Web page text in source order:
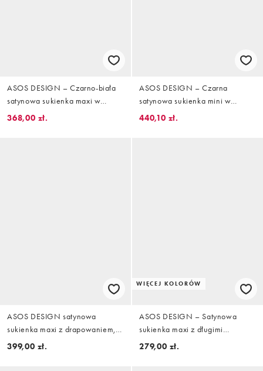
ASOS DESIGN – Czarno-biała
satynowa sukienka maxi w
groszki z prostym dekoltem,
368,00 zł.
ASOS DESIGN – Czarna
satynowa sukienka mini w
haftowany kwiatowy wzór z
440,10 zł.
ASOS DESIGN satynowa
sukienka maxi z drapowaniem,
długim rękawem, kopertowym
399,00 zł.
WIĘCEJ KOLORÓW
ASOS DESIGN – Satynowa
sukienka maxi z długimi
rękawami w kolorze
279,00 zł.